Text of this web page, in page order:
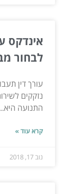
אינדקס
לבחור
עורך דין
נזקקים
התנועה
קרא עוד »
נוב 17, 2018